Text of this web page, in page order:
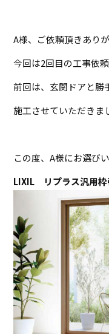
A様、ご依頼頂きあり
今回は2回目の工事依
前回は、玄関ドアと勝
施工させていただきま
この度、A様にお選び
LIXIL リプラス汎用